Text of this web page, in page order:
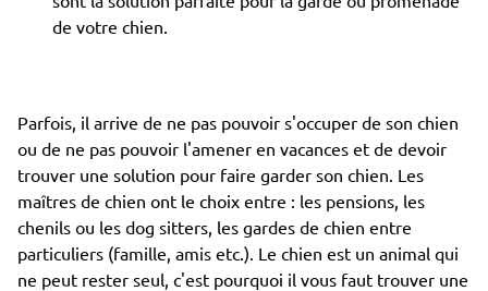
de votre chien.
Parfois, il arrive de ne pas pouvoir s'occuper de son chien
ou de ne pas pouvoir l'amener en vacances et de devoir
trouver une solution pour faire garder son chien. Les
maîtres de chien ont le choix entre : les pensions, les
chenils ou les dog sitters, les gardes de chien entre
particuliers (famille, amis etc.). Le chien est un animal qui
ne peut rester seul, c'est pourquoi il vous faut trouver une